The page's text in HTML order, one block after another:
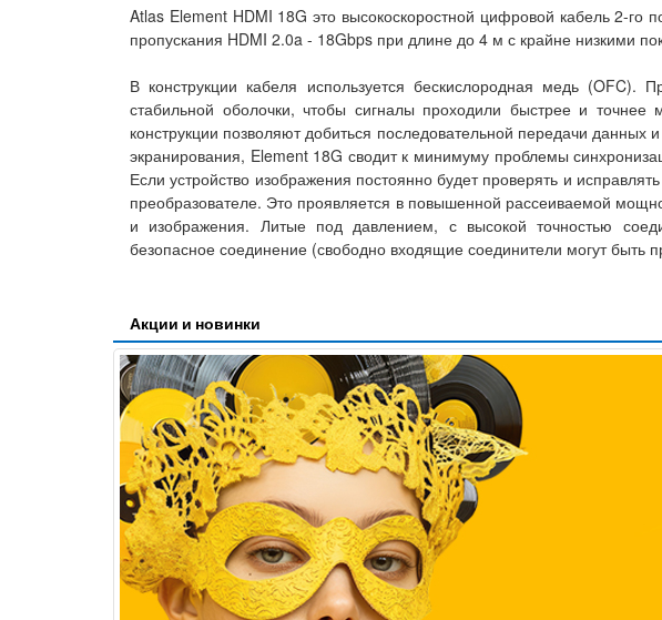
Atlas Element HDMI 18G это высокоскоростной цифровой кабель 2-
пропускания HDMI 2.0a - 18Gbps при длине до 4 м с крайне низкими
В конструкции кабеля используется бескислородная медь (OFC).
стабильной оболочки, чтобы сигналы проходили быстрее и точнее
конструкции позволяют добиться последовательной передачи
экранирования, Element 18G сводит к минимуму проблемы
Если устройство изображения постоянно будет проверять и
преобразователе. Это проявляется в повышенной рассеиваемой
и изображения. Литые под давлением, с высокой точностью
безопасное соединение (свободно входящие соединители могут быть
Акции и новинки